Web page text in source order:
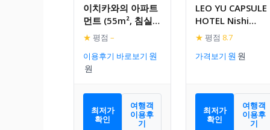
이치카와의 아파트
먼트 (55m², 침실 2
개, 프라이빗 욕실 1
★ 평점 –
이용후기 바로보기
최저가
확인
여행객
이용후
기
LEO YU CAPSULE
HOTEL Nishi
Funabashi
★ 평점 8.7
가격보기
최저가
확인
여행객
이용후
기